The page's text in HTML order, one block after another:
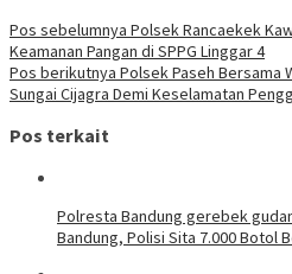
Pos sebelumnya Polsek Rancaekek
Keamanan Pangan di SPPG Linggar 4
Pos berikutnya Polsek Paseh Bersama
Sungai Cijagra Demi Keselamatan
Pos terkait
Polresta Bandung gerebek
Bandung, Polisi Sita 7.000 Botol